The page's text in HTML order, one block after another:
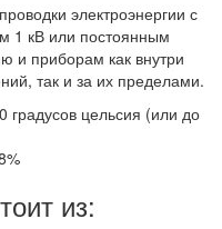
электроэнергии с
1 кВ или постоянным
и приборам как внутри
так и за их пределами.
градусов цельсия (или до
из: